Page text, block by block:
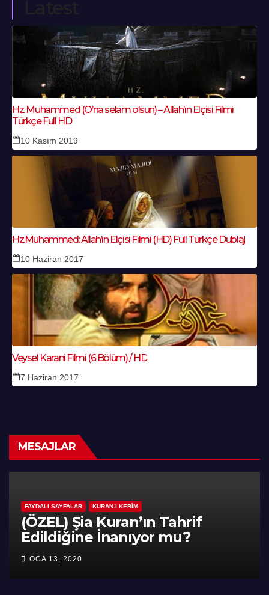
Hz. Muhammed (O’na selam olsun) – Allah’ın Elçisi Filmi
Türkçe Full HD
10 Kasım 2019
Hz.Muhammed: Allah’ın Elçisi Filmi (HD) Full Türkçe Dublaj
10 Haziran 2017
Veysel Karani Filmi (6 Bölüm) / HD
7 Haziran 2017
MESAJLAR
SAYFALAR KURAN-I KERIM
Şia Kuran’ın Tahrif
İnanıyor mu?
OCA 13, 2020